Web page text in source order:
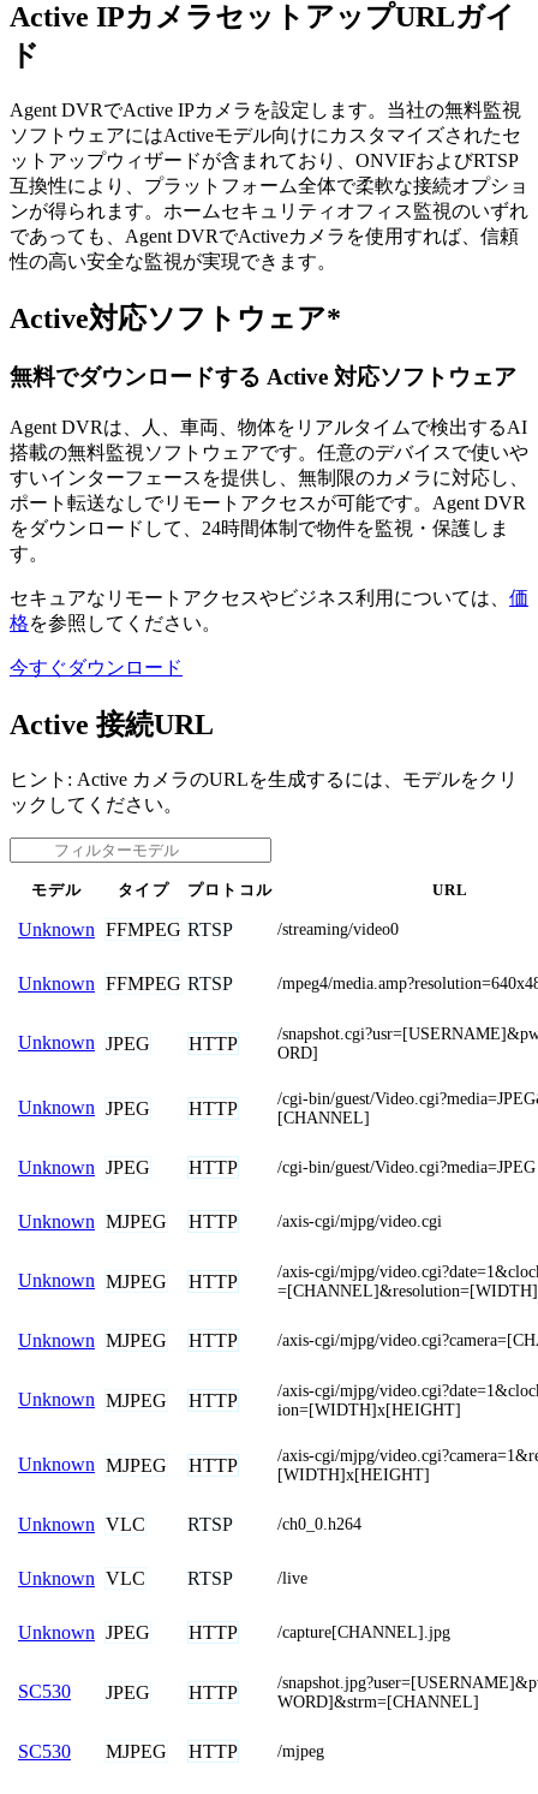
Active IPカメラセットアップURLガイ
ド
Agent DVRでActive IPカメラを設定します。当社の無料監視
ソフトウェアにはActiveモデル向けにカスタマイズされたセ
ットアップウィザードが含まれており、ONVIFおよびRTSP
互換性により、プラットフォーム全体で柔軟な接続オプショ
ンが得られます。ホームセキュリティオフィス監視のいずれ
であっても、Agent DVRでActiveカメラを使用すれば、信頼
性の高い安全な監視が実現できます。
Active対応ソフトウェア*
無料でダウンロードする Active 対応ソフトウェア
Agent DVRは、人、車両、物体をリアルタイムで検出するAI
搭載の無料監視ソフトウェアです。任意のデバイスで使いや
すいインターフェースを提供し、無制限のカメラに対応し、
ポート転送なしでリモートアクセスが可能です。Agent DVR
をダウンロードして、24時間体制で物件を監視・保護しま
す。
セキュアなリモートアクセスやビジネス利用については、 価
格を参照してください。
今すぐダウンロード
Active 接続URL
ヒント: Active カメラのURLを生成するには、モデルをクリ
ックしてください。
モデル タイプ プロトコル URL
Unknown FFMPEG RTSP /streaming/video0
Unknown FFMPEG RTSP /mpeg4/
Unknown JPEG HTTP
/
ORD]
Unknown JPEG HTTP
/cgi-bin/guest/
[CHANNEL]
Unknown JPEG HTTP /cgi-bin/guest/Video.cgi?media=JPEG
Unknown MJPEG HTTP /axis-cgi/mjpg/video.cgi
Unknown MJPEG HTTP
/axis-cgi/mjpg/
Unknown MJPEG HTTP /axis-cgi/mjpg/
Unknown MJPEG HTTP
/axis-cgi/mjpg/
ion=[WIDTH]x[HEIGHT]
Unknown MJPEG HTTP
/axis-cgi/mjpg/
[WIDTH]x[HEIGHT]
Unknown VLC RTSP /ch0_0.h264
Unknown VLC RTSP /live
Unknown JPEG HTTP /capture[CHANNEL].jpg
SC530 JPEG HTTP
/
WORD]&strm=[CHANNEL]
SC530 MJPEG HTTP /mjpeg